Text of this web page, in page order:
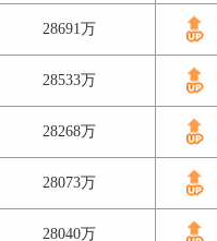
28691万
28533万
28268万
28073万
28040万